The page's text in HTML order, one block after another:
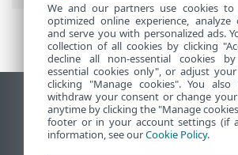
Переглянути повну версію
End of Life
База знань ESET
We and our partners use cookies
optimized online experience,
and serve you with personalized ads.
collection of all cookies by clicking
decline all non-essential cookies
essential cookies only", or adjust
clicking "Manage cookies". You
withdraw your consent or change
anytime by clicking the "Manage
footer or in your account settings (if
information, see ourCookie Policy.